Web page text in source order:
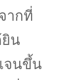
ากที่
ยิน
จนขึ้น